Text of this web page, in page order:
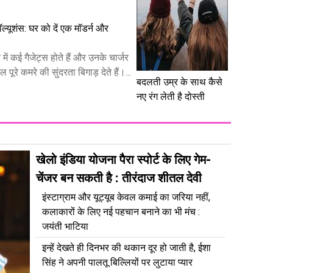
घर को दें एक मॉडर्न और
कई गैजेट्स होते हैं और उनके चार्जर
कमरे की सुंदरता बिगाड़ देते हैं।...
बदलती उम्र के साथ कैसे
नए रंग लेती है दोस्ती
खेलो इंडिया योजना पैरा स्पोर्ट के लिए गेम-
चेंजर बन सकती है : तीरंदाज शीतल देवी
इंस्टाग्राम और यूट्यूब केवल कमाई का जरिया नहीं,
कलाकारों के लिए नई पहचान बनाने का भी मंच :
जयंती भाटिया
इन्हें देखते ही दिनभर की थकान दूर हो जाती है, ईशा
सिंह ने अपनी पालतू बिल्लियों पर लुटाया प्यार